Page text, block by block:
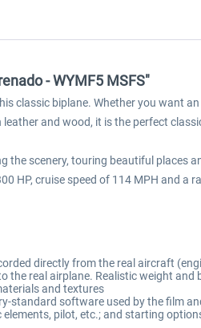
- WYMF5 MSFS"
classic biplane. Whether you want
and wood, it is the perfect
the scenery, touring beautiful places
HP, cruise speed of 114 MPH and a
directly from the real aircraft
the real airplane. Realistic weight
and textures
standard software used by the film
pilot, etc.; and starting